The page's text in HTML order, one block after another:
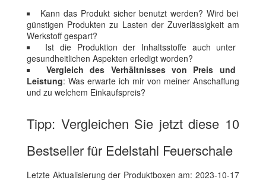
Kann das Produkt sicher benutzt werden? Wird bei
günstigen Produkten zu Lasten der Zuverlässigkeit am
Werkstoff gespart?
Ist die Produktion der Inhaltsstoffe auch unter
gesundheitlichen Aspekten erledigt worden?
Vergleich des Verhältnisses von Preis und
Leistung: Was erwarte ich mir von meiner Anschaffung
und zu welchem Einkaufspreis?
Tipp: Vergleichen Sie jetzt diese 10
Bestseller für Edelstahl Feuerschale
Letzte Aktualisierung der Produktboxen am: 2023-10-17